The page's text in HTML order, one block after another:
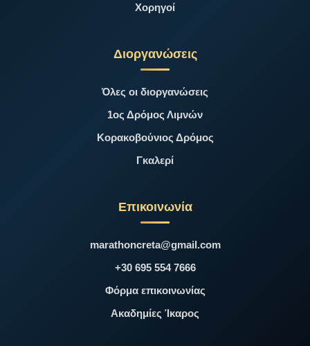
Χορηγοί
Διοργανώσεις
Όλες οι διοργανώσεις
1ος Δρόμος Λιμνών
Κορακοβούνιος Δρόμος
Γκαλερί
Επικοινωνία
marathoncreta@gmail.com
+30 695 554 7666
Φόρμα επικοινωνίας
Ακαδημίες Ίκαρος